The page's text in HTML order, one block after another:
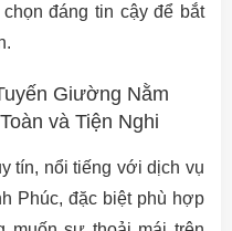
đáng tin cậy để bắt
Giường Nằm
và Tiện Nghi
tín, nổi tiếng với dịch vụ
Phúc, đặc biệt phù hợp